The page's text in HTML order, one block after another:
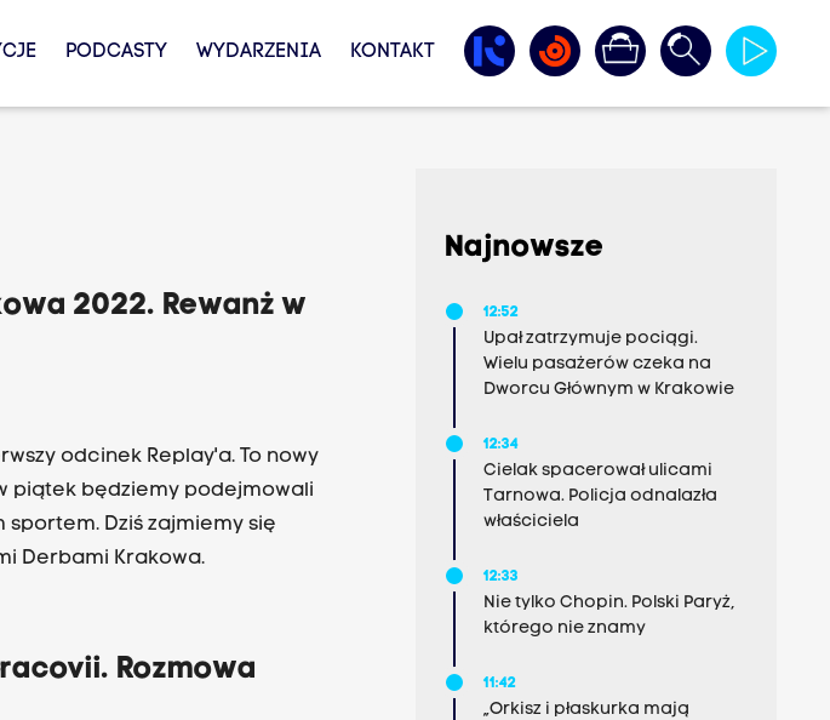
PODCASTY WYDARZENIA KONTAKT
2022. Rewanż w
odcinek Replay'a. To nowy
piątek będziemy podejmowali
sportem. Dziś zajmiemy się
Derbami Krakowa.
Rozmowa
Najnowsze
12:52
Upał zatrzymuje pociągi.
Wielu pasażerów czeka na
Dworcu Głównym w Krakowie
12:34
Cielak spacerował ulicami
Tarnowa. Policja odnalazła
właściciela
12:33
Nie tylko Chopin. Polski Paryż,
którego nie znamy
11:42
„Orkisz i płaskurka mają